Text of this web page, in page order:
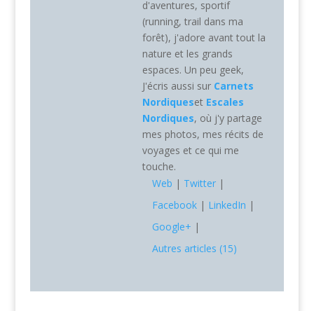
d'aventures, sportif
(running, trail dans ma
forêt), j'adore avant tout la
nature et les grands
espaces. Un peu geek,
J'écris aussi sur Carnets
Nordiqueset Escales
Nordiques, où j'y partage
mes photos, mes récits de
voyages et ce qui me
touche.
Web | Twitter|
Facebook| LinkedIn |
Google+ |
Autres articles (15)